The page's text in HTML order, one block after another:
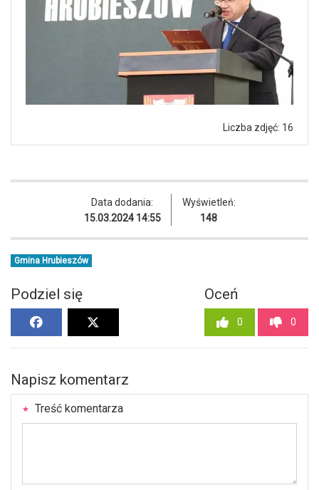
Liczba zdjęć: 16
Data dodania:
15.03.2024 14:55
Wyświetleń:
148
Gmina Hrubieszów
Podziel się Oceń
0 0
Napisz komentarz
Treść komentarza